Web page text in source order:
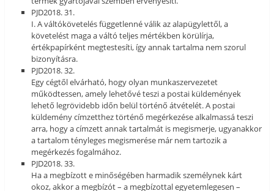
PJD2018. 31.
I. A váltókövetelés függetlenné válik az alapügylettől, a
követelést maga a váltó teljes mértékben körülírja,
értékpapírként megtestesíti, így annak tartalma nem szorul
bizonyításra.
PJD2018. 32.
Egy cégtől elvárható, hogy olyan munkaszervezetet
működtessen, amely lehetővé teszi a postai küldemények
lehető legrövidebb időn belül történő átvételét. A postai
küldemény címzetthez történő megérkezése alkalmassá teszi
arra, hogy a címzett annak tartalmát is megismerje, ugyanakkor
a tartalom tényleges megismerése már nem tartozik a
megérkezés fogalmához.
PJD2018. 33.
Ha a megbízott e minőségében harmadik személynek kárt
okoz, akkor a megbízót – a megbízottal egyetemlegesen –